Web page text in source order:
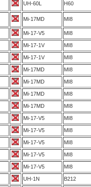
UH-60L H60
Mi-17MD MI8
Mi-17-V5 MI8
Mi-17-1V MI8
Mi-17-1V MI8
Mi-17MD MI8
Mi-17MD MI8
Mi-17MD MI8
Mi-17MD MI8
Mi-17-V5 MI8
Mi-17-V5 MI8
Mi-17-V5 MI8
Mi-17-V5 MI8
Mi-17-V5 MI8
UH-1N B212